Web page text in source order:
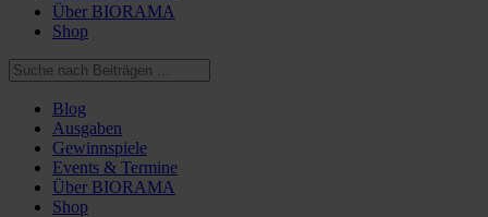
Über BIORAMA
Shop
Blog
Ausgaben
Gewinnspiele
Events & Termine
Über BIORAMA
Shop